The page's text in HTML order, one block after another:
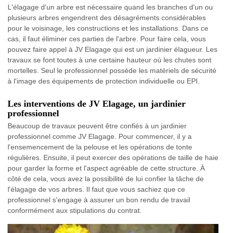
L'élagage d'un arbre est nécessaire quand les branches d'un ou
plusieurs arbres engendrent des désagréments considérables
pour le voisinage, les constructions et les installations. Dans ce
cas, il faut éliminer ces parties de l'arbre. Pour faire cela, vous
pouvez faire appel à JV Elagage qui est un jardinier élagueur. Les
travaux se font toutes à une certaine hauteur où les chutes sont
mortelles. Seul le professionnel possède les matériels de sécurité
à l'image des équipements de protection individuelle ou EPI.
Les interventions de JV Elagage, un jardinier
professionnel
Beaucoup de travaux peuvent être confiés à un jardinier
professionnel comme JV Elagage. Pour commencer, il y a
l'ensemencement de la pelouse et les opérations de tonte
régulières. Ensuite, il peut exercer des opérations de taille de haie
pour garder la forme et l'aspect agréable de cette structure. À
côté de cela, vous avez la possibilité de lui confier la tâche de
l'élagage de vos arbres. Il faut que vous sachiez que ce
professionnel s'engage à assurer un bon rendu de travail
conformément aux stipulations du contrat.